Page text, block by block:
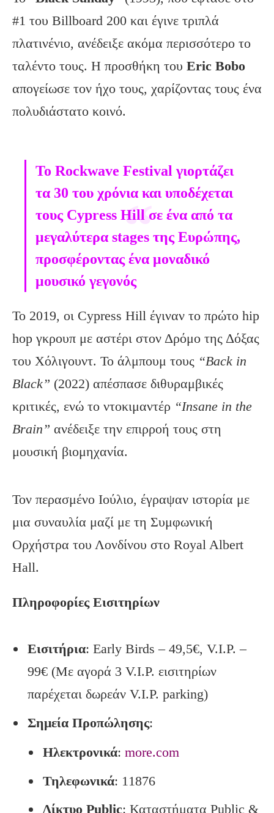
#1 του Billboard 200 και έγινε τριπλά
πλατινένιο, ανέδειξε ακόμα περισσότερο το
ταλέντο τους. Η προσθήκη του Eric Bobo
απογείωσε τον ήχο τους, χαρίζοντας τους ένα
πολυδιάστατο κοινό.
Το Rockwave Festival γιορτάζει
τα 30 του χρόνια και υποδέχεται
τους Cypress Hill σε ένα από τα
μεγαλύτερα stages της Ευρώπης,
προσφέροντας ένα μοναδικό
μουσικό γεγονός
Το 2019, οι Cypress Hill έγιναν το πρώτο hip
hop γκρουπ με αστέρι στον Δρόμο της Δόξας
του Χόλιγουντ. Το άλμπουμ τους “Back in
Black” (2022) απέσπασε διθυραμβικές
κριτικές, ενώ το ντοκιμαντέρ “Insane in the
Brain” ανέδειξε την επιρροή τους στη
μουσική βιομηχανία.
Τον περασμένο Ιούλιο, έγραψαν ιστορία με
μια συναυλία μαζί με τη Συμφωνική
Ορχήστρα του Λονδίνου στο Royal Albert
Hall.
Πληροφορίες Εισιτηρίων
Εισιτήρια: Early Birds – 49,5€, V.I.P. –
99€ (Με αγορά 3 V.I.P. εισιτηρίων
παρέχεται δωρεάν V.I.P. parking)
Σημεία Προπώλησης:
Ηλεκτρονικά: more.com
Τηλεφωνικά: 11876
Δίκτυο Public: Καταστήματα Public &